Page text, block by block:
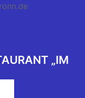
„IM